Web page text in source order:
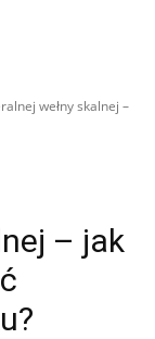
wełny skalnej –
– jak